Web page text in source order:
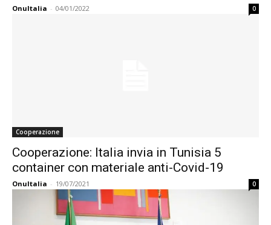
OnuItalia - 04/01/2022 0
Cooperazione
Cooperazione: Italia invia in Tunisia 5
container con materiale anti-Covid-19
OnuItalia - 19/07/2021 0